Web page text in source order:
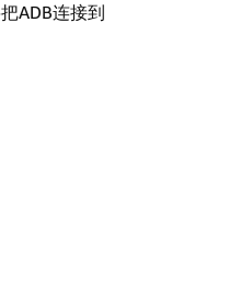
ADB连接到